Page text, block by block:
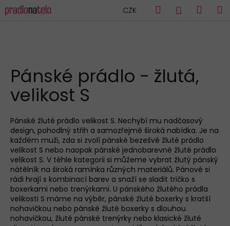
na
CZK Hledat
Pánské prádlo - žlutá,
velikost S
Pánské žluté prádlo velikost S. Nechybí mu nadčasový
design, pohodlný střih a samozřejmě široká nabídka. Je na
každém muži, zda si zvolí pánské bezešvé žluté prádlo
velikost S nebo naopak pánské jednobarevné žluté prádlo
velikost S. V téhle kategorii si můžeme vybrat žlutý pánský
nátělník na široká ramínka různých materiálů. Pánové si
rádi hrají s kombinací barev a snaží se sladit tričko s
boxerkami nebo trenýrkami. U pánského žlutého prádla
velikosti S máme na výběr, pánské žluté boxerky s kratší
nohavičkou nebo pánské žluté boxerky s dlouhou
nohavičkou, žluté pánské trenýrky nebo klasické žluté
K
o
o
p
o
ř
e
b
u
j
e
t
e